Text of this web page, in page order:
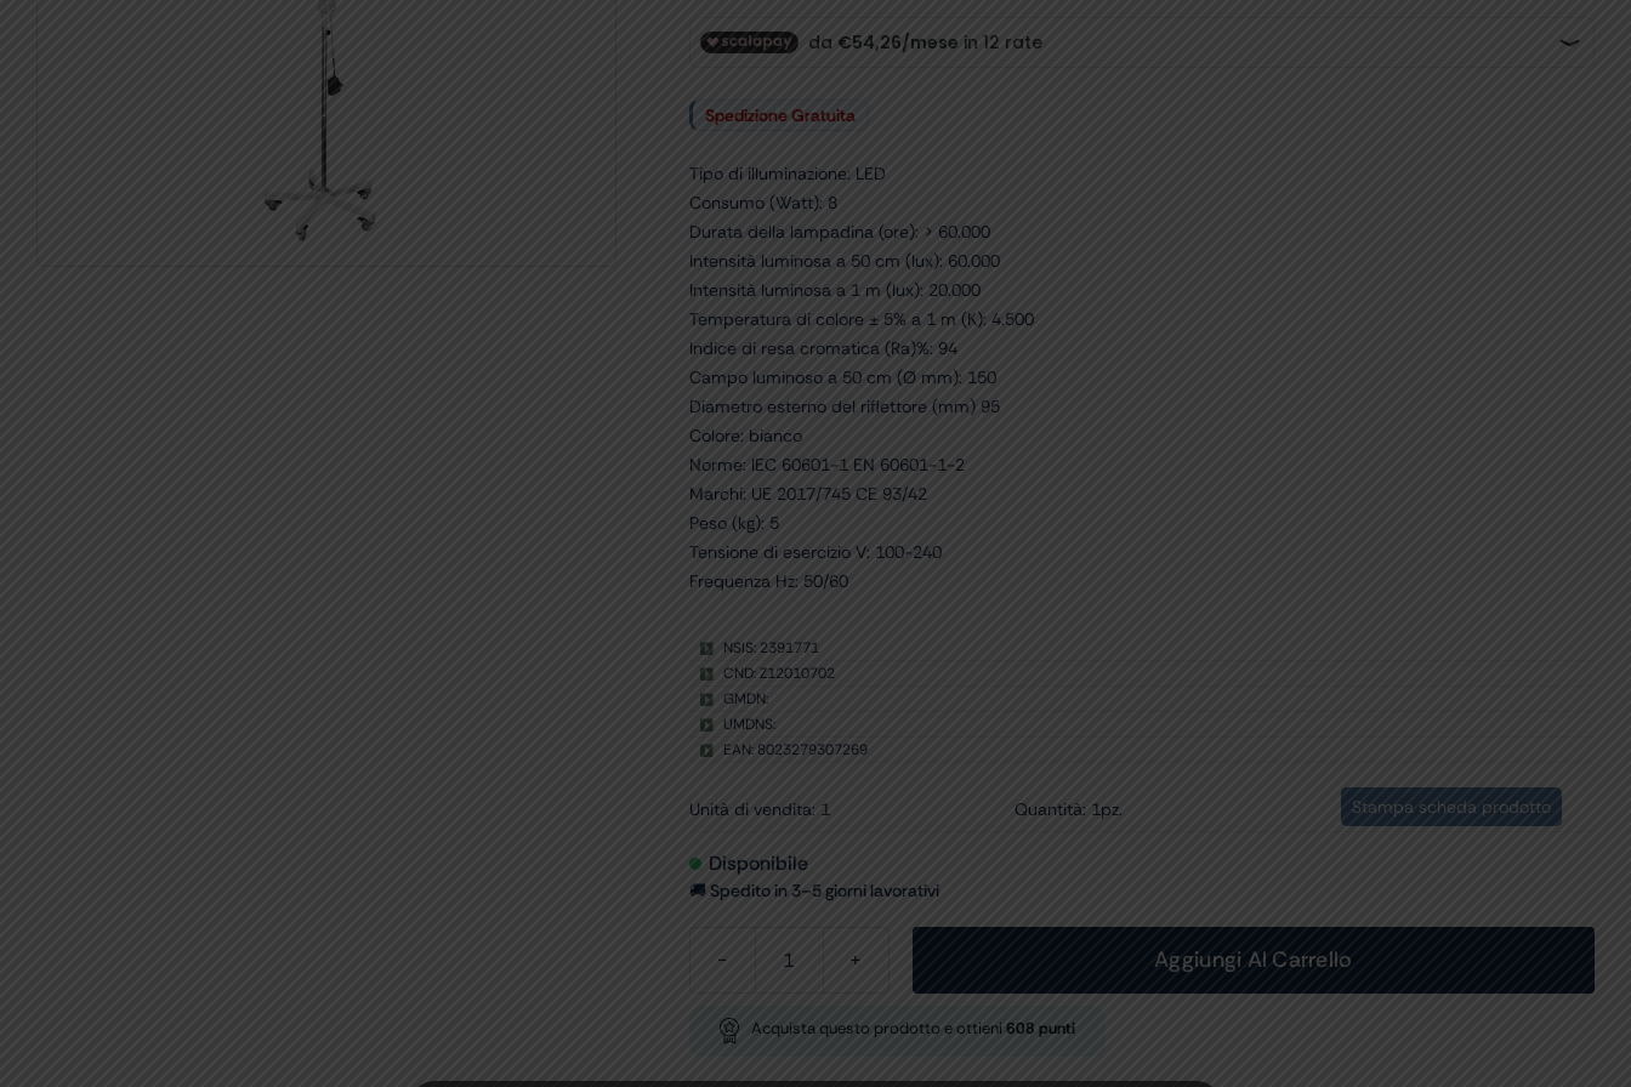
Spedizione Gratuita
Tipo di illuminazione: LED
Consumo (Watt): 8
Durata della lampadina (ore): > 60.000
Intensità luminosa a 50 cm (lux): 60.000
Intensità luminosa a 1 m (lux): 20.000
Temperatura di colore ± 5% a 1 m (K): 4.500
Indice di resa cromatica (Ra)%: 94
Campo luminoso a 50 cm (Ø mm): 150
Diametro esterno del riflettore (mm) 95
Colore: bianco
Norme: IEC 60601-1 EN 60601-1-2
Marchi: UE 2017/745 CE 93/42
Peso (kg): 5
Tensione di esercizio V: 100-240
Frequenza Hz: 50/60
NSIS: 2391771
CND: Z12010702
GMDN:
UMDNS:
EAN: 8023279307269
Unità di vendita: 1 Quantità: 1pz. Stampa scheda prodotto
Disponibile
🚚 Spedito in 3–5 giorni lavorativi
LAMPADA
FIX
su
Aggiungi Al Carrello
Acquista questo prodotto e ottieni 608 punti